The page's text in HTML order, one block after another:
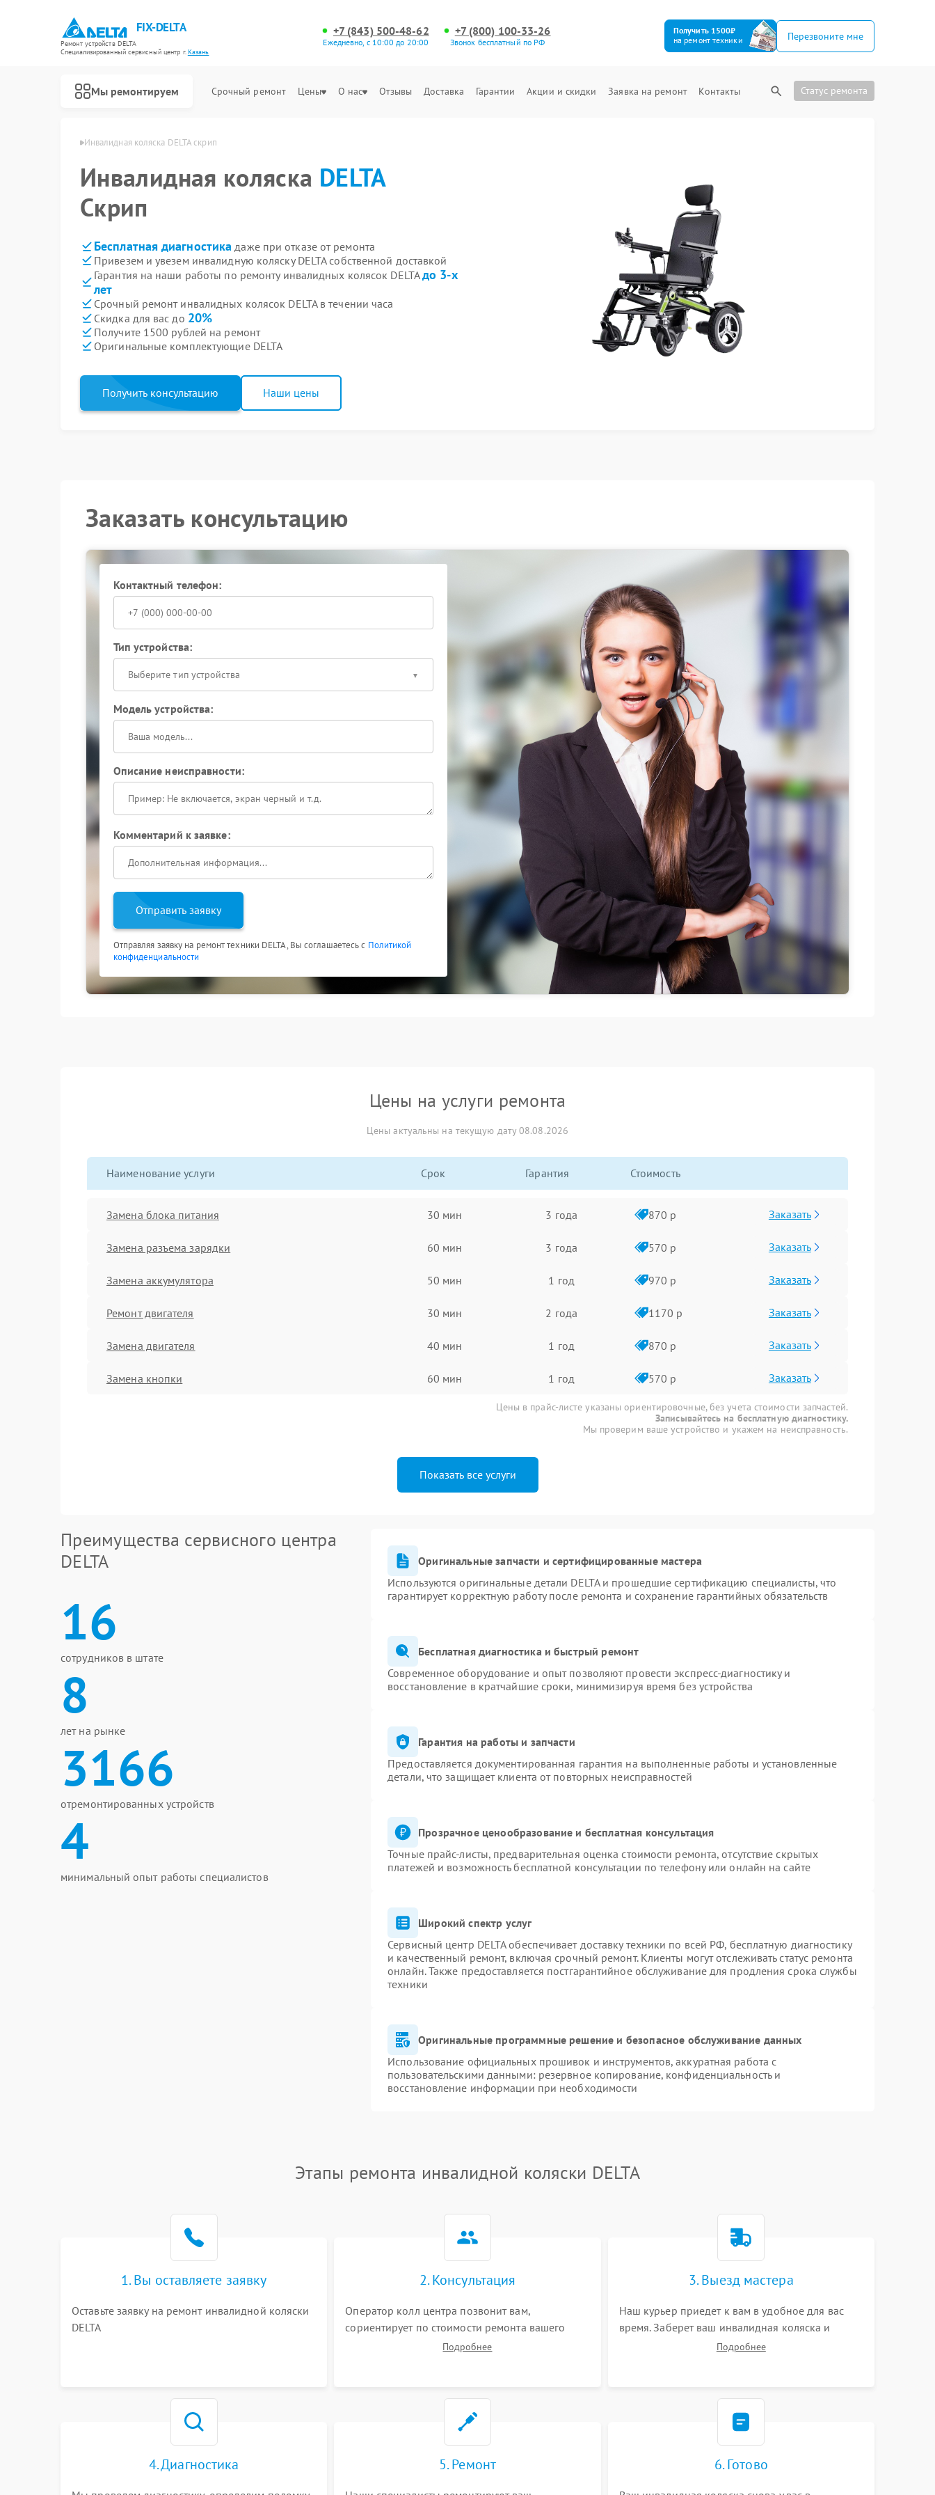
FIX-DELTA
Ремонт устройств DELTA
Специализированный cервисный центр г.Казань
+7 (843) 500-48-62
Ежедневно, с 10:00 до 20:00
+7 (800) 100-33-26
Звонок бесплатный по РФ
Получить 1500₽
на ремонт техники
Перезвоните мне
Мы ремонтируем Срочный ремонт Цены О нас Отзывы Доставка Гарантии Акции и скидки Заявка на ремонт Контакты Статус ремонта
Инвалидная коляска DELTA скрип
Инвалидная коляска DELTA
Скрип
Бесплатная диагностика даже при отказе от ремонта
Привезем и увезем инвалидную коляску DELTA собственной доставкой
Гарантия на наши работы по ремонту инвалидных колясок DELTAдо 3-х
лет
Срочный ремонт инвалидных колясок DELTA в течении часа
Скидка для вас до 20%
Получите 1500 рублей на ремонт
Оригинальные комплектующие DELTA
Получить консультацию Наши цены
Заказать консультацию
Контактный телефон:
Тип устройства:
Выберите тип устройства
Модель устройства:
Описание неисправности:
Комментарий к заявке:
Отправить заявку
Отправляя заявку на ремонт техники DELTA, Вы соглашаетесь с Политикой
конфиденциальности
Цены на услуги ремонта
Цены актуальны на текущую дату 08.08.2026
Наименование услуги Срок Гарантия Стоимость
Замена блока питания 30 мин 3 года 870 р Заказать
Замена разъема зарядки 60 мин 3 года 570 р Заказать
Замена аккумулятора 50 мин 1 год 970 р Заказать
Ремонт двигателя 30 мин 2 года 1170 р Заказать
Замена двигателя 40 мин 1 год 870 р Заказать
Замена кнопки 60 мин 1 год 570 р Заказать
Цены в прайс-листе указаны ориентировочные, без учета стоимости запчастей.
Записывайтесь на бесплатную диагностику.
Мы проверим ваше устройство и укажем на неисправность.
Показать все услуги
Преимущества сервисного центра
DELTA
16
сотрудников в штате
8
лет на рынке
3166
отремонтированных устройств
4
минимальный опыт работы специалистов
Оригинальные запчасти и сертифицированные мастера
Используются оригинальные детали DELTA и прошедшие сертификацию специалисты, что
гарантирует корректную работу после ремонта и сохранение гарантийных обязательств
Бесплатная диагностика и быстрый ремонт
Современное оборудование и опыт позволяют провести экспресс-диагностику и
восстановление в кратчайшие сроки, минимизируя время без устройства
Гарантия на работы и запчасти
Предоставляется документированная гарантия на выполненные работы и установленные
детали, что защищает клиента от повторных неисправностей
Прозрачное ценообразование и бесплатная консультация
Точные прайс-листы, предварительная оценка стоимости ремонта, отсутствие скрытых
платежей и возможность бесплатной консультации по телефону или онлайн на сайте
Широкий спектр услуг
Сервисный центр DELTA обеспечивает доставку техники по всей РФ, бесплатную диагностику
и качественный ремонт, включая срочный ремонт. Клиенты могут отслеживать статус ремонта
онлайн. Также предоставляется постгарантийное обслуживание для продления срока службы
техники
Оригинальные программные решение и безопасное обслуживание данных
Использование официальных прошивок и инструментов, аккуратная работа с
пользовательскими данными: резервное копирование, конфиденциальность и
восстановление информации при необходимости
Этапы ремонта инвалидной коляски DELTA
1. Вы оставляете заявку
Оставьте заявку на ремонт инвалидной коляски
DELTA
2. Консультация
Оператор колл центра позвонит вам,
сориентирует по стоимости ремонта вашего
инвалидной коляски а также ответит на все
Подробнее
3. Выезд мастера
Наш курьер приедет к вам в удобное для вас
время. Заберет ваш инвалидная коляска и
привезет на склад для диагностики.
Подробнее
4. Диагностика 5. Ремонт 6. Готово